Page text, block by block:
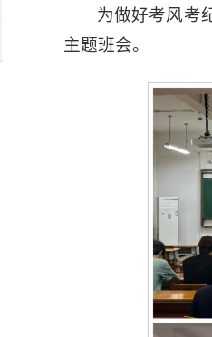
为做好考风考
主题班会。